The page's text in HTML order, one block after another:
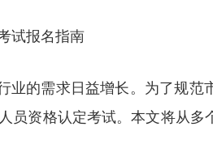
试报名指南
业的需求日益增长。为了规范
员资格认定考试。本文将从